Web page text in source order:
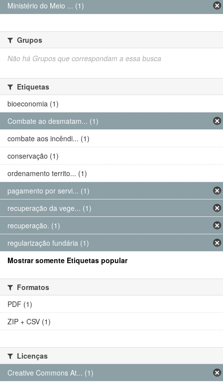
Ministério do Meio ... (1)
Grupos
Não há Grupos que correspondam a essa busca
Etiquetas
bioeconomia (1)
Combate ao desmatam... (1)
combate aos incêndi... (1)
conservação (1)
ordenamento territo... (1)
pagamento por servi... (1)
recuperação da vege... (1)
recuperação. (1)
regularização fundária (1)
Mostrar somente Etiquetas popular
Formatos
PDF (1)
ZIP + CSV (1)
Licenças
Creative Commons At... (1)